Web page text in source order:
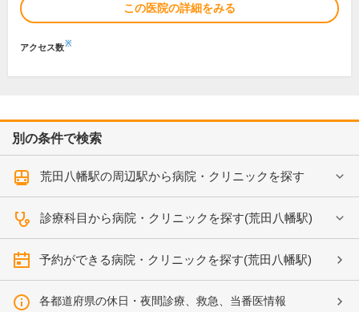
この医院の詳細をみる
アクセス数※
別の条件で検索
荒田八幡駅の周辺駅から病院・クリニックを探す
診療科目から病院・クリニックを探す(荒田八幡駅)
予約ができる病院・クリニックを探す(荒田八幡駅)
各都道府県の休日・夜間診療、救急、当番医情報